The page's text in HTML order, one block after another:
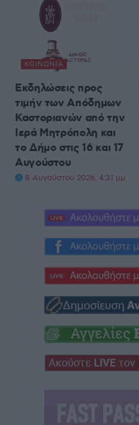
ΚΟΙΝΩΝΊΑ
Εκδηλώσεις προς
τιμήν των Απόδημων
Καστοριανών από την
Ιερά Μητρόπολη και
το Δήμο στις 16 και 17
Αυγούστου
8 Αυγούστου 2026, 4:31 μμ